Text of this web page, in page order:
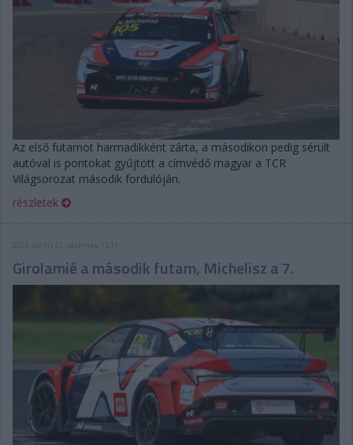
Az első futamot harmadikként zárta, a másodikon pedig sérült
autóval is pontokat gyűjtött a címvédő magyar a TCR
Világsorozat második fordulóján.
részletek
2024. április 21. vasárnap, 15:11
Girolamié a második futam, Michelisz a 7.